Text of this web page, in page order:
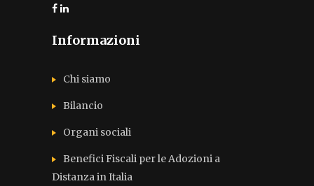
Informazioni
Chi siamo
Bilancio
Organi sociali
Benefici Fiscali per le Adozioni a
Distanza in Italia